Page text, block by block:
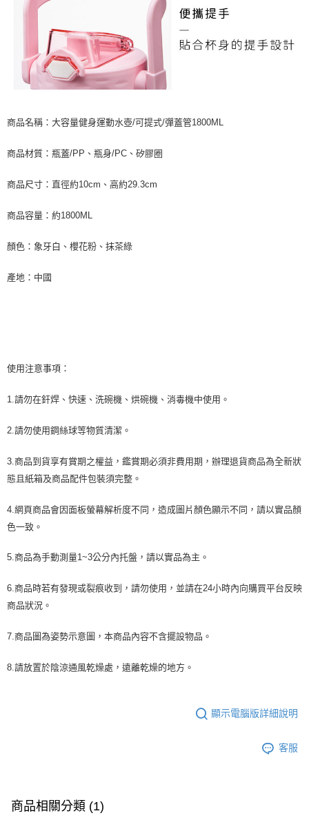
商品名稱：大容量健身運動水壺/可提式/彈蓋管1800ML
商品材質：瓶蓋/PP、瓶身/PC、矽膠圈
商品尺寸：直徑約10cm、高約29.3cm
商品容量：約1800ML
顏色：象牙白、櫻花粉、抹茶綠
產地：中國
使用注意事項：
1.請勿在釬焊、快速、洗碗機、烘碗機、消毒機中使用。
2.請勿使用鋼絲球等物質清潔。
3.商品到貨享有賞期之權益，鑑賞期必須非費用期，辦理退貨商品為全新狀
態且紙箱及商品配件包裝須完整。
4.網頁商品會因面板螢幕解析度不同，造成圖片顏色顯示不同，請以實品顏
色一致。
5.商品為手動測量1~3公分內托盤，請以實品為主。
6.商品時若有發現或裂痕收到，請勿使用，並請在24小時內向購買平台反映
商品狀況。
7.商品圖為姿勢示意圖，本商品內容不含擺設物品。
8.請放置於陰涼通風乾燥處，遠離乾燥的地方。
顯示電腦版詳細說明
客服
商品相關分類 (1)